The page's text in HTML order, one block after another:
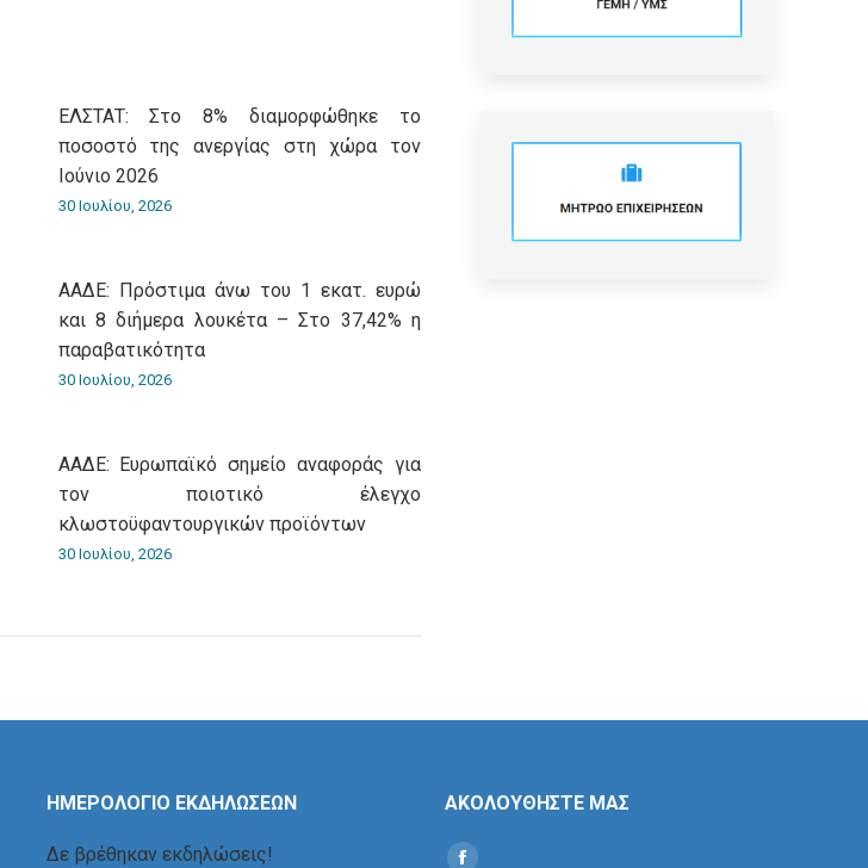
ΕΛΣΤΑΤ: Στο 8% διαμορφώθηκε το
ποσοστό της ανεργίας στη χώρα τον
Ιούνιο 2026
30 Ιουλίου, 2026
ΑΑΔΕ: Πρόστιμα άνω του 1 εκατ. ευρώ
και 8 διήμερα λουκέτα – Στο 37,42% η
παραβατικότητα
30 Ιουλίου, 2026
ΑΑΔΕ: Ευρωπαϊκό σημείο αναφοράς για
τον ποιοτικό έλεγχο
κλωστοϋφαντουργικών προϊόντων
30 Ιουλίου, 2026
ΗΜΕΡΟΛΟΓΙΟ ΕΚΔΗΛΩΣΕΩΝ
Δε βρέθηκαν εκδηλώσεις!
ΑΚΟΛΟΥΘΗΣΤΕ ΜΑΣ
Find us on: